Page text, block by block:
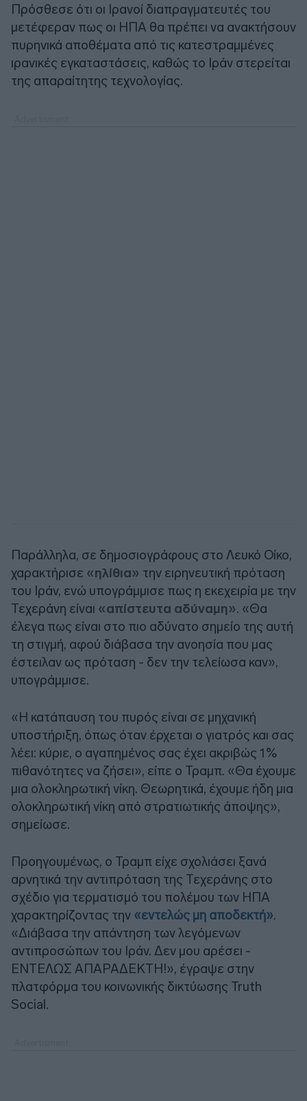
Πρόσθεσε ότι οι Ιρανοί διαπραγματευτές του
μετέφεραν πως οι ΗΠΑ θα πρέπει να ανακτήσουν
πυρηνικά αποθέματα από τις κατεστραμμένες
ιρανικές εγκαταστάσεις, καθώς το Ιράν στερείται
της απαραίτητης τεχνολογίας.
Παράλληλα, σε δημοσιογράφους στο Λευκό Οίκο,
χαρακτήρισε «ηλίθια» την ειρηνευτική πρόταση
του Ιράν, ενώ υπογράμμισε πως η εκεχειρία με την
Τεχεράνη είναι «απίστευτα αδύναμη». «Θα
έλεγα πως είναι στο πιο αδύνατο σημείο της αυτή
τη στιγμή, αφού διάβασα την ανοησία που μας
έστειλαν ως πρόταση - δεν την τελείωσα καν»,
υπογράμμισε.
«Η κατάπαυση του πυρός είναι σε μηχανική
υποστήριξη, όπως όταν έρχεται ο γιατρός και σας
λέει: κύριε, ο αγαπημένος σας έχει ακριβώς 1%
πιθανότητες να ζήσει», είπε ο Τραμπ. «Θα έχουμε
μια ολοκληρωτική νίκη. Θεωρητικά, έχουμε ήδη μια
ολοκληρωτική νίκη από στρατιωτικής άποψης»,
σημείωσε.
Προηγουμένως, ο Τραμπ είχε σχολιάσει ξανά
αρνητικά την αντιπρόταση της Τεχεράνης στο
σχέδιο για τερματισμό του πολέμου των ΗΠΑ
χαρακτηρίζοντας την «εντελώς μη αποδεκτή».
«Διάβασα την απάντηση των λεγόμενων
αντιπροσώπων του Ιράν. Δεν μου αρέσει -
ΕΝΤΕΛΩΣ ΑΠΑΡΑΔΕΚΤΗ!», έγραψε στην
πλατφόρμα του κοινωνικής δικτύωσης Truth
Social.